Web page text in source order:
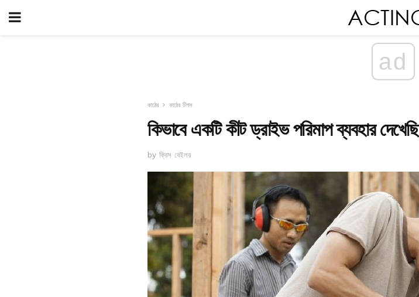
ad
কাঠের কাঠের টিপস
কিভাবে একটি কীট ড্রাইভ পরিমাপ ব্যবহার দেখেছি
by ক্রিস বেইলর